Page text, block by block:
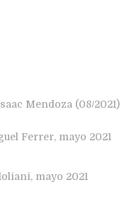
Mendoza (08/2021)
Ferrer, mayo 2021
mayo 2021